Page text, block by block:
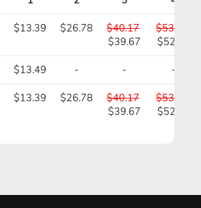
$13.39 $26.78
$40.17
$39.67
$53.56
$52.56
$13.49 - - -
$13.39 $26.78
$40.17
$39.67
$53.56
$52.56